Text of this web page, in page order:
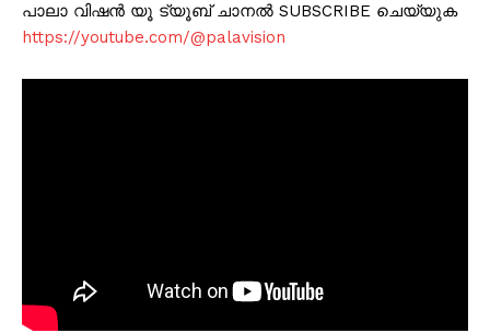
പാലാ വിഷൻ യൂ ട്യൂബ് ചാനൽ SUBSCRIBE ചെയ്യുക
https://youtube.com/@palavision